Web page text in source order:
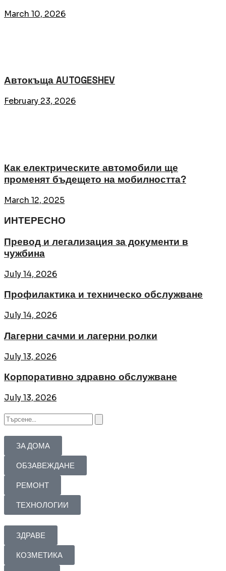
March 10, 2026
Автокъща AUTOGESHEV
February 23, 2026
Как електрическите автомобили ще
променят бъдещето на мобилността?
March 12, 2025
ИНТЕРЕСНО
Превод и легализация за документи в
чужбина
July 14, 2026
Профилактика и техническо обслужване
July 14, 2026
Лагерни сачми и лагерни ролки
July 13, 2026
Корпоративно здравно обслужване
July 13, 2026
ЗА ДОМА
ОБЗАВЕЖДАНЕ
РЕМОНТ
ТЕХНОЛОГИИ
ЗДРАВЕ
КОЗМЕТИКА